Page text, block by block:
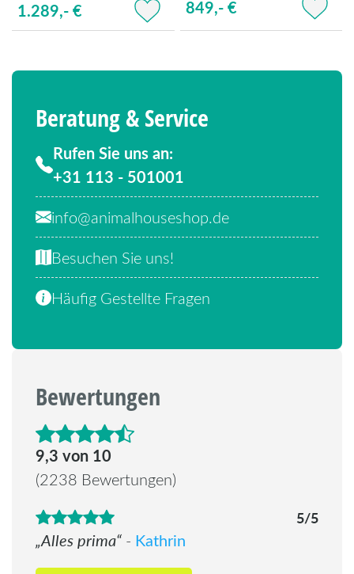
Beratung & Service
Rufen Sie uns an:
+31 113 - 501001
info@animalhouseshop.de
Besuchen Sie uns!
Häufig Gestellte Fragen
Bewertungen
4.6 von 5 Sternen
9,3 von 10
(2238 Bewertungen)
5/5
Alles prima - Kathrin
1.289,- € 849,- €